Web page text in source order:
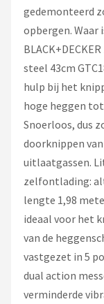
gedemonteerd
opbergen. Waar
steel 43cm
hulp bij het
hoge heggen tot
Snoerloos, dus
doorknippen
uitlaatgassen.
zelfontlading:
lengte 1,98
ideaal voor het
van de
vastgezet in 5
dual action
verminderde